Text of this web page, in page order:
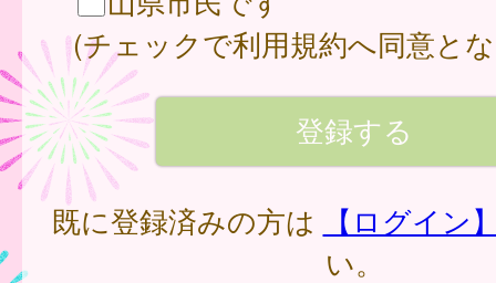
(チェックで利用規約へ同意と
既に登録済みの方は
【ログイン
い。